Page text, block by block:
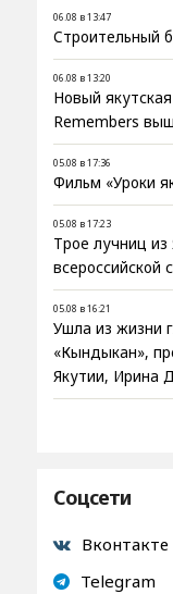
06.08 в 13:47
Строительный
06.08 в 13:20
Новый
Remembers
05.08 в 17:36
Фильм «Уроки
05.08 в 17:23
Трое лучниц
всероссийской
05.08 в 16:21
Ушла из жизни
«Кындыкан»,
Якутии, Ирина
Соцсети
Вконтакте
Telegram